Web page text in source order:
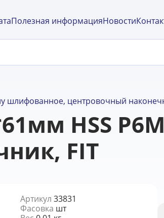
Полезная информацияНовости
шлифованное, центровочный
HSS
FIT
Артикул 33831
Фасовка шт